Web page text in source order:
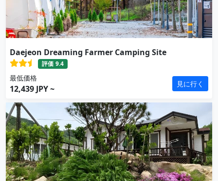
Daejeon Dreaming Farmer Camping Site
評価 9.4
最低価格
12,439 JPY ~ 見に行く